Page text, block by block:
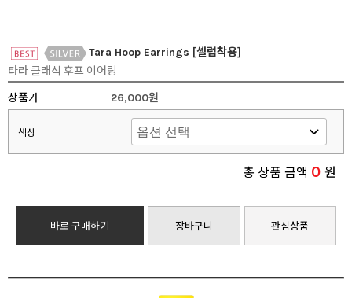
Tara Hoop Earrings [셀럽착용]
타라 클래식 후프 이어링
상품가
26,000원
색상
총 상품 금액 0 원
바로 구매하기 장바구니 관심상품